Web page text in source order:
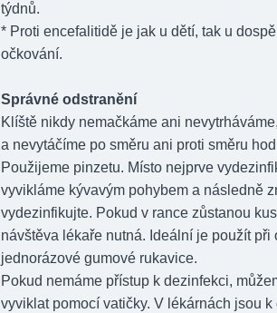
týdnů.
* Proti encefalitidě je jak u dětí, tak u
očkování.
Správné odstranění
Klíště nikdy nemačkáme ani
a nevytáčíme po směru ani proti směru
Použijeme pinzetu. Místo nejprve
vyvikláme kývavým pohybem a následně
vydezinfikujte. Pokud v rance zůstanou
návštěva lékaře nutná. Ideální je použít při
jednorázové gumové rukavice.
Pokud nemáme přístup k dezinfekci,
vyviklat pomocí vatičky. V lékárnách jsou k